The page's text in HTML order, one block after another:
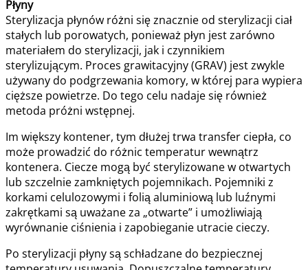
Płyny
Sterylizacja płynów różni się znacznie od sterylizacji ciał
stałych lub porowatych, ponieważ płyn jest zarówno
materiałem do sterylizacji, jak i czynnikiem
sterylizującym. Proces grawitacyjny (GRAV) jest zwykle
używany do podgrzewania komory, w której para wypiera
cięższe powietrze. Do tego celu nadaje się również
metoda próżni wstępnej.
Im większy kontener, tym dłużej trwa transfer ciepła, co
może prowadzić do różnic temperatur wewnątrz
kontenera. Ciecze mogą być sterylizowane w otwartych
lub szczelnie zamkniętych pojemnikach. Pojemniki z
korkami celulozowymi i folią aluminiową lub luźnymi
zakrętkami są uważane za „otwarte” i umożliwiają
wyrównanie ciśnienia i zapobieganie utracie cieczy.
Po sterylizacji płyny są schładzane do bezpiecznej